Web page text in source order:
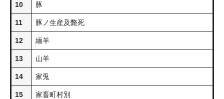
10 豚
11 豚ノ生産及斃死
12 緬羊
13 山羊
14 家兎
15 家畜町村別